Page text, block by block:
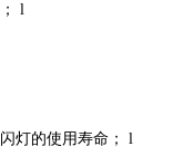
；l
灯的使用寿命；l